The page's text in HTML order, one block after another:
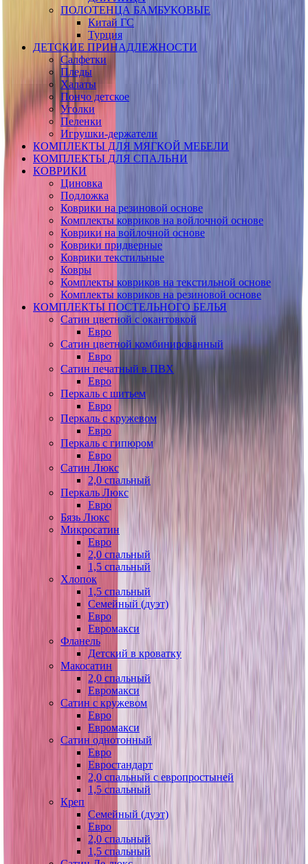
ПОЛОТЕНЦА БАМБУКОВЫЕ
Китай ГС
Турция
ДЕТСКИЕ ПРИНАДЛЕЖНОСТИ
Салфетки
Пледы
Халаты
Пончо детское
Уголки
Пеленки
Игрушки-держатели
КОМПЛЕКТЫ ДЛЯ МЯГКОЙ МЕБЕЛИ
КОМПЛЕКТЫ ДЛЯ СПАЛЬНИ
КОВРИКИ
Циновка
Подложка
Коврики на резиновой основе
Комплекты ковриков на войлочной основе
Коврики на войлочной основе
Коврики придверные
Коврики текстильные
Ковры
Комплекты ковриков на текстильной основе
Комплекты ковриков на резиновой основе
КОМПЛЕКТЫ ПОСТЕЛЬНОГО БЕЛЬЯ
Сатин цветной с окантовкой
Евро
Сатин цветной комбинированный
Евро
Сатин печатный в ПВХ
Евро
Перкаль с шитьем
Евро
Перкаль с кружевом
Евро
Перкаль с гипюром
Евро
Сатин Люкс
2,0 спальный
Перкаль Люкс
Евро
Бязь Люкс
Микросатин
Евро
2,0 спальный
1,5 спальный
Хлопок
1,5 спальный
Семейный (дуэт)
Евро
Евромакси
Фланель
Детский в кроватку
Макосатин
2,0 спальный
Евромакси
Сатин с кружевом
Евро
Евромакси
Сатин однотонный
Евро
Евростандарт
2,0 спальный с европростыней
1,5 спальный
Креп
Семейный (дуэт)
Евро
2,0 спальный
1,5 спальный